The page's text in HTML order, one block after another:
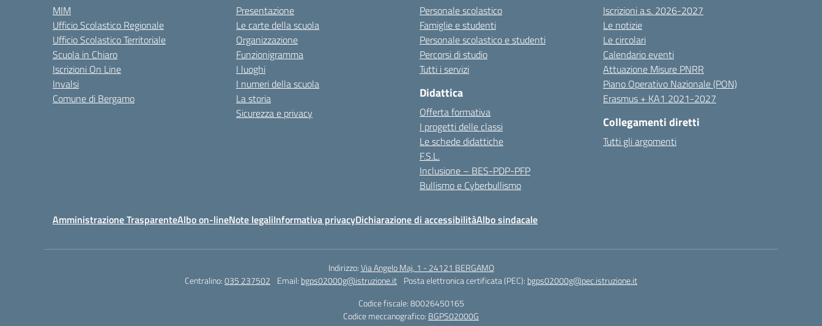
MIM
Ufficio Scolastico Regionale
Ufficio Scolastico Territoriale
Scuola in Chiaro
Iscrizioni On Line
Invalsi
Comune di Bergamo
Presentazione
Le carte della scuola
Organizzazione
Funzionigramma
I luoghi
I numeri della scuola
La storia
Sicurezza e privacy
Personale scolastico
Famiglie e studenti
Personale scolastico e studenti
Percorsi di studio
Tutti i servizi
Didattica
Offerta formativa
I progetti delle classi
Le schede didattiche
F.S.L.
Inclusione – BES-PDP-PFP
Bullismo e Cyberbullismo
Iscrizioni a.s. 2026-2027
Le notizie
Le circolari
Calendario eventi
Attuazione Misure PNRR
Piano Operativo Nazionale (PON)
Erasmus + KA1 2021-2027
Collegamenti diretti
Tutti gli argomenti
Amministrazione TrasparenteAlbo on-lineNote legaliInformativa privacyDichiarazione di accessibilitàAlbo sindacale
Indirizzo:Via Angelo Maj, 1 - 24121 BERGAMO
Centralino:035 237502 Email: bgps02000g@istruzione.it Posta elettronica certificata (PEC): bgps02000g@pec.istruzione.it
Codice fiscale: 80026450165
Codice meccanografico: BGPS02000G